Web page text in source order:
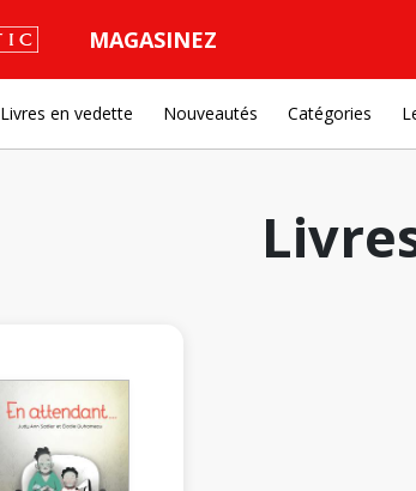
MAGASINEZ
Livres en vedette Nouveautés Catégories